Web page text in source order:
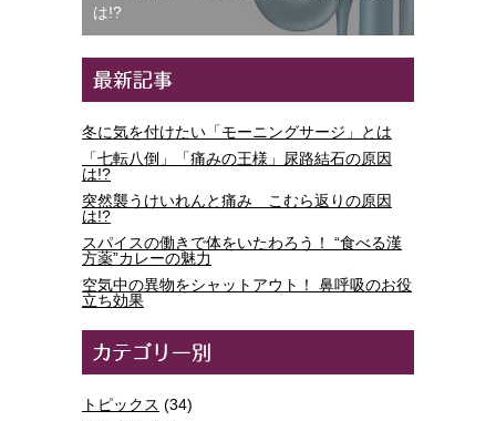
は!?
冬に気を付けたい「モーニングサージ」とは
「七転八倒」「痛みの王様」尿路結石の原因
は!?
突然襲うけいれんと痛み こむら返りの原因
は!?
スパイスの働きで体をいたわろう！ “食べる漢
方薬”カレーの魅力
空気中の異物をシャットアウト！ 鼻呼吸のお役
立ち効果
トピックス (34)